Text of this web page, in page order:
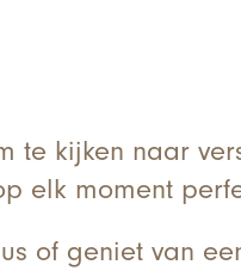
te kijken naar
elk moment
of geniet van